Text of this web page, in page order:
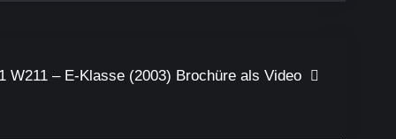
W211 – E-Klasse (2003) Brochüre als Video